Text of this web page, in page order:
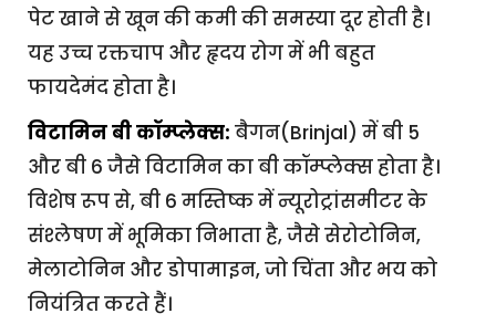
पेट खाने से खून की कमी की समस्या दूर होती है।
यह उच्च रक्तचाप और हृदय रोग में भी बहुत
फायदेमंद होता है।
विटामिन बी कॉम्प्लेक्स: बैगन(Brinjal) में बी 5
और बी 6 जैसे विटामिन का बी कॉम्प्लेक्स होता है।
विशेष रूप से, बी 6 मस्तिष्क में न्यूरोट्रांसमीटर के
संश्लेषण में भूमिका निभाता है, जैसे सेरोटोनिन,
मेलाटोनिन और डोपामाइन, जो चिंता और भय को
नियंत्रित करते हैं।